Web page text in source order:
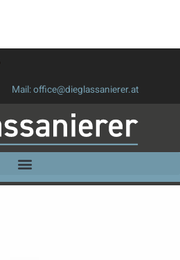
Mail:office@dieglassanierer.at